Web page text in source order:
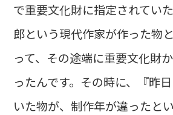
で重要文化財に指定されてい
郎という現代作家が作った物
って、その途端に重要文化財
ったんです。その時に、『昨
いた物が、制作年が違ったと